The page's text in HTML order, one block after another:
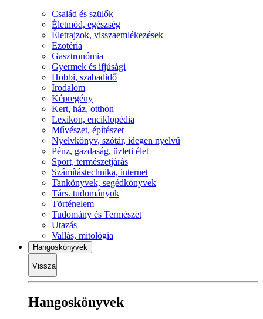
Család és szülők
Életmód, egészség
Életrajzok, visszaemlékezések
Ezotéria
Gasztronómia
Gyermek és ifjúsági
Hobbi, szabadidő
Irodalom
Képregény
Kert, ház, otthon
Lexikon, enciklopédia
Művészet, építészet
Nyelvkönyv, szótár, idegen nyelvű
Pénz, gazdaság, üzleti élet
Sport, természetjárás
Számítástechnika, internet
Tankönyvek, segédkönyvek
Társ. tudományok
Történelem
Tudomány és Természet
Utazás
Vallás, mitológia
Hangoskönyvek
Vissza
Hangoskönyvek